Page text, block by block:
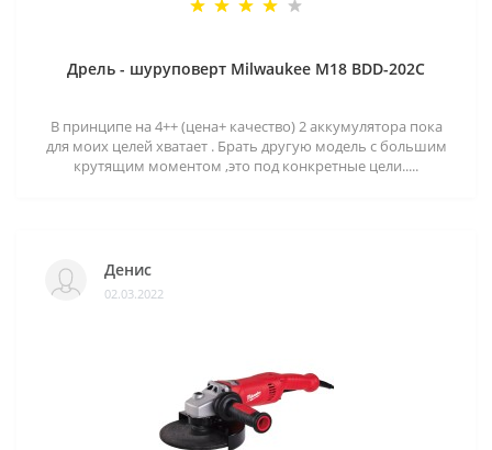
Дрель - шуруповерт Milwaukee M18 BDD-202C
В принципе на 4++ (цена+ качество) 2 аккумулятора пока
для моих целей хватает . Брать другую модель с большим
крутящим моментом ,это под конкретные цели.....
Денис
02.03.2022